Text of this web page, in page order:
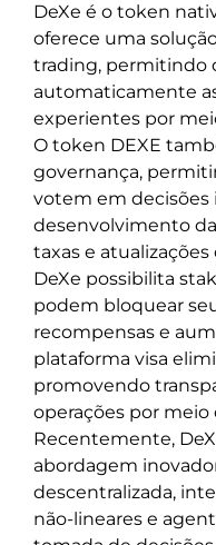
DeXe é o token
oferece uma
trading, permitindo
automaticamente
experientes por
O token DEXE
governança,
votem em
desenvolvimento
taxas e
DeXe possibilita
podem bloquear
recompensas e
plataforma visa
promovendo
operações por
Recentemente,
abordagem
descentralizada,
não-lineares e